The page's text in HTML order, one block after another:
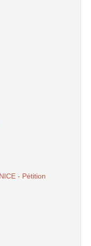
- Pétition